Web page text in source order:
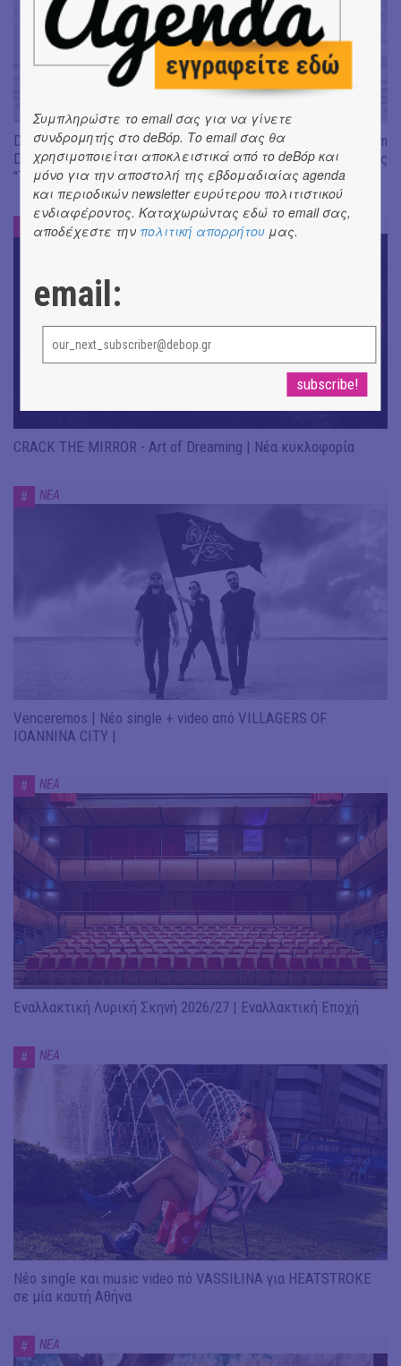
Don't Let Me Be Misunderstood | Alexandros Livitsanos, Willem
Dafoe, Czech Studio Orchestra | Από το soundtrack της ταινίας
"The Birthday Party"
CRACK THE MIRROR - Art of Dreaming | Νέα κυκλοφορία
# ΝΕΑ
Venceremos | Νέο single + video από VILLAGERS OF
IOANNINA CITY |
# ΝΕΑ
Εναλλακτική Λυρική Σκηνή 2026/27 | Εναλλακτική Εποχή
# ΝΕΑ
Νέο single και music video πό VASSIŁINA για HEATSTROKE
σε μία καυτή Αθήνα
# ΝΕΑ
Συμπληρώστε το email σας για να γίνετε
συνδρομητής στο deBόp. Το email σας θα
χρησιμοποιείται αποκλειστικά από το deBόp και
μόνο για την αποστολή της εβδομαδιαίας agenda
και περιοδικών newsletter ευρύτερου πολιτιστικού
ενδιαφέροντος. Καταχωρώντας εδώ το email σας,
αποδέχεστε την πολιτική απορρήτου μας.
email: